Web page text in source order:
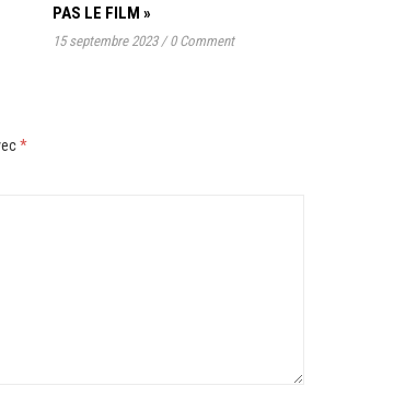
PAS LE FILM »
15 septembre 2023 / 0 Comment
*